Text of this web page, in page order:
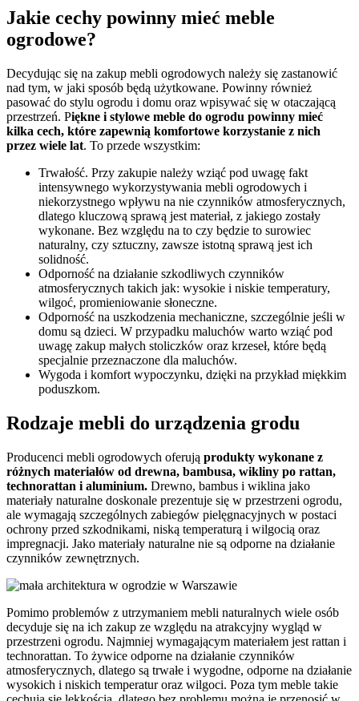
Jakie cechy powinny mieć meble
ogrodowe?
Decydując się na zakup mebli ogrodowych należy się zastanowić
nad tym, w jaki sposób będą użytkowane. Powinny również
pasować do stylu ogrodu i domu oraz wpisywać się w otaczającą
przestrzeń. Piękne i stylowe meble do ogrodu powinny mieć
kilka cech, które zapewnią komfortowe korzystanie z nich
przez wiele lat. To przede wszystkim:
Trwałość. Przy zakupie należy wziąć pod uwagę fakt
intensywnego wykorzystywania mebli ogrodowych i
niekorzystnego wpływu na nie czynników atmosferycznych,
dlatego kluczową sprawą jest materiał, z jakiego zostały
wykonane. Bez względu na to czy będzie to surowiec
naturalny, czy sztuczny, zawsze istotną sprawą jest ich
solidność.
Odporność na działanie szkodliwych czynników
atmosferycznych takich jak: wysokie i niskie temperatury,
wilgoć, promieniowanie słoneczne.
Odporność na uszkodzenia mechaniczne, szczególnie jeśli w
domu są dzieci. W przypadku maluchów warto wziąć pod
uwagę zakup małych stoliczków oraz krzeseł, które będą
specjalnie przeznaczone dla maluchów.
Wygoda i komfort wypoczynku, dzięki na przykład miękkim
poduszkom.
Rodzaje mebli do urządzenia grodu
Producenci mebli ogrodowych oferują produkty wykonane z
różnych materiałów od drewna, bambusa, wikliny po rattan,
technorattan i aluminium. Drewno, bambus i wiklina jako
materiały naturalne doskonale prezentuje się w przestrzeni ogrodu,
ale wymagają szczególnych zabiegów pielęgnacyjnych w postaci
ochrony przed szkodnikami, niską temperaturą i wilgocią oraz
impregnacji. Jako materiały naturalne nie są odporne na działanie
czynników zewnętrznych.
Pomimo problemów z utrzymaniem mebli naturalnych wiele osób
decyduje się na ich zakup ze względu na atrakcyjny wygląd w
przestrzeni ogrodu. Najmniej wymagającym materiałem jest rattan i
technorattan. To żywice odporne na działanie czynników
atmosferycznych, dlatego są trwałe i wygodne, odporne na działanie
wysokich i niskich temperatur oraz wilgoci. Poza tym meble takie